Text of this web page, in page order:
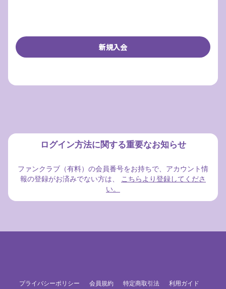
ログイン方法に関する重要なお知らせ
ファンクラブ（有料）の会員番号をお持ちで、アカウント情
報の登録がお済みでない方は、 こちらより登録してくださ
い。
プライバシーポリシー 会員規約 特定商取引法
利用ガイド